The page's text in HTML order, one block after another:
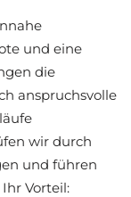
und eine
die
anspruchsvolle
wir durch
und führen
Vorteil: